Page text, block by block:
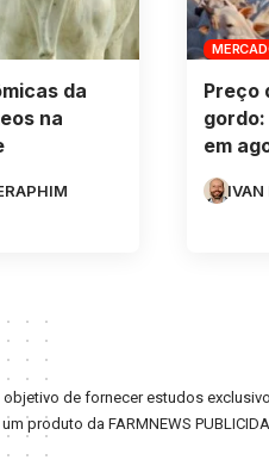
da
na
Preço
em
IVAN
de fornecer estudos
produto da FARMNEWS